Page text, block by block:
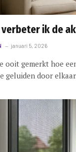
verbeter ik de
januari 5, 2026
ooit gemerkt hoe
geluiden door